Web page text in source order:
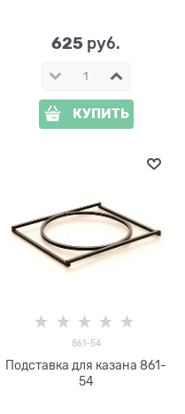
625 руб.
КУПИТЬ
861-54
Подставка для казана 861-
54